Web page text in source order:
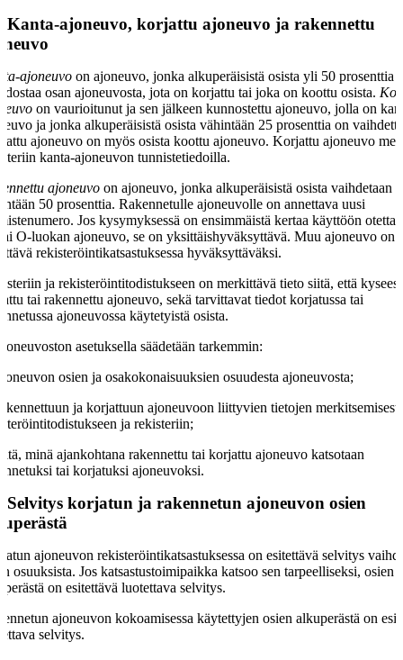
Kanta-ajoneuvo, korjattu ajoneuvo ja rakennettu
ajoneuvo on ajoneuvo, jonka alkuperäisistä osista yli 50 prosenttia
osan ajoneuvosta, jota on korjattu tai joka on koottu osista.
on vaurioitunut ja sen jälkeen kunnostettu ajoneuvo, jolla on
ja jonka alkuperäisistä osista vähintään 25 prosenttia on
ajoneuvo on myös osista koottu ajoneuvo. Korjattu ajoneuvo
kanta-ajoneuvon tunnistetiedoilla.
ajoneuvo on ajoneuvo, jonka alkuperäisistä osista vaihdetaan
50 prosenttia. Rakennetulle ajoneuvolle on annettava uusi
Jos kysymyksessä on ensimmäistä kertaa käyttöön
O-luokan ajoneuvo, se on yksittäishyväksyttävä. Muu ajoneuvo on
rekisteröintikatsastuksessa hyväksyttäväksi.
ja rekisteröintitodistukseen on merkittävä tieto siitä, että
tai rakennettu ajoneuvo, sekä tarvittavat tiedot korjatussa tai
ajoneuvossa käytetyistä osista.
asetuksella säädetään tarkemmin:
osien ja osakokonaisuuksien osuudesta ajoneuvosta;
ja korjattuun ajoneuvoon liittyvien tietojen
ja rekisteriin;
minä ajankohtana rakennettu tai korjattu ajoneuvo katsotaan
tai korjatuksi ajoneuvoksi.
Selvitys korjatun ja rakennetun ajoneuvon osien
ajoneuvon rekisteröintikatsastuksessa on esitettävä selvitys
osuuksista. Jos katsastustoimipaikka katsoo sen tarpeelliseksi, osien
on esitettävä luotettava selvitys.
ajoneuvon kokoamisessa käytettyjen osien alkuperästä on
selvitys.